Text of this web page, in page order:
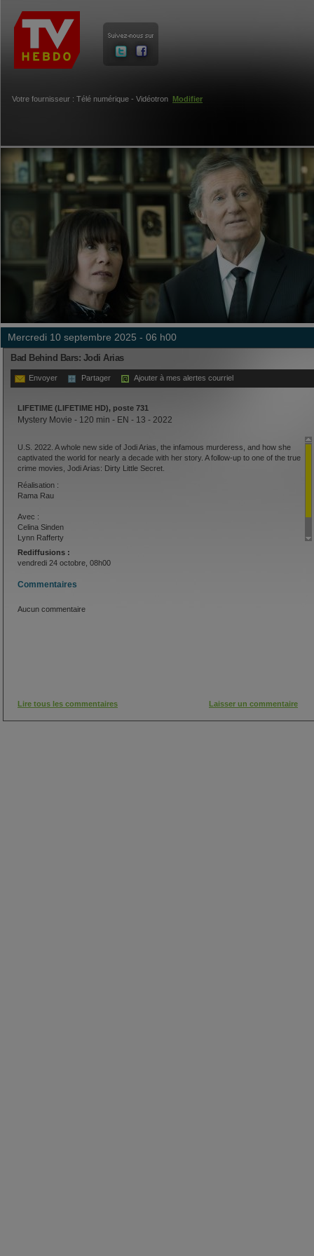
Votre fournisseur : Télé numérique - Vidéotron Modifier
mercredi 10 septembre 2025 - 06 h00
Bad Behind Bars: Jodi Arias
Envoyer Partager Ajouter à mes alertes courriel
LIFETIME (LIFETIME HD), poste 731
Mystery Movie - 120 min - EN - 13 - 2022
U.S. 2022. A whole new side of Jodi Arias, the infamous murderess, and how she
captivated the world for nearly a decade with her story. A follow-up to one of the true
crime movies, Jodi Arias: Dirty Little Secret.
Réalisation :
Rama Rau
Avec :
Celina Sinden
Lynn Rafferty
Tricia Black
Rediffusions :
vendredi 24 octobre, 08h00
Commentaires
Aucun commentaire
Lire tous les commentaires Laisser un commentaire